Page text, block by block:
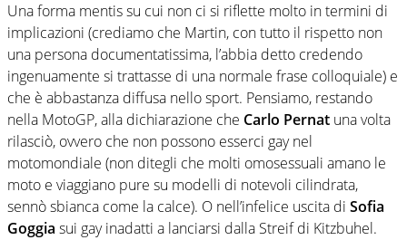
Una forma mentis su cui non ci si riflette molto in termini di
implicazioni (crediamo che Martin, con tutto il rispetto non
una persona documentatissima, l’abbia detto credendo
ingenuamente si trattasse di una normale frase colloquiale) e
che è abbastanza diffusa nello sport. Pensiamo, restando
nella MotoGP, alla dichiarazione che Carlo Pernat una volta
rilasciò, ovvero che non possono esserci gay nel
motomondiale (non ditegli che molti omosessuali amano le
moto e viaggiano pure su modelli di notevoli cilindrata,
sennò sbianca come la calce). O nell’infelice uscita di Sofia
Goggia sui gay inadatti a lanciarsi dalla Streif di Kitzbuhel.